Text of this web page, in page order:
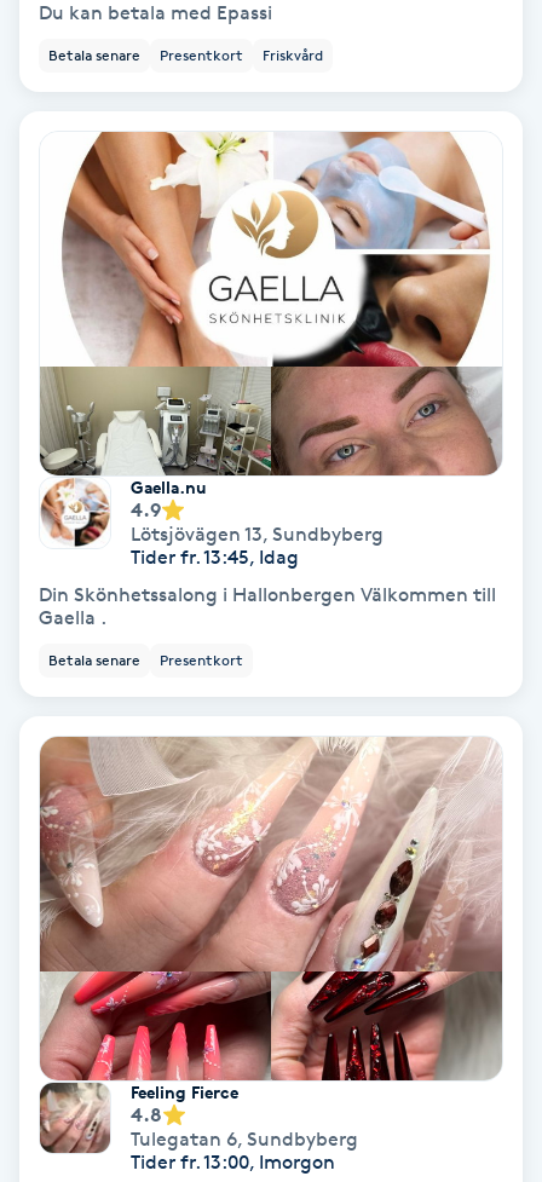
Bottenfärg
Brynformning
Brynfärgning
Brynplockning
Bröllopsuppsättning
Celluliter
Coachning
Color correction
Damklippning
Dermapen
Diamantslipning
Enzympeeling
Extensions
Extensions borttagning
Eyeliner-tatuering
Du kan betala med Epassi
Betala senare Presentkort Friskvård
Gaella.nu
4.9
Lötsjövägen 13, Sundbyberg
Tider fr. 13:45, Idag
Din Skönhetssalong i Hallonbergen Välkommen till
Gaella .
Betala senare Presentkort
Feeling Fierce
4.8
Tulegatan 6, Sundbyberg
Tider fr. 13:00, Imorgon